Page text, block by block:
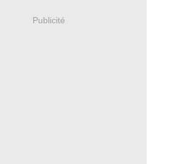
Publicité